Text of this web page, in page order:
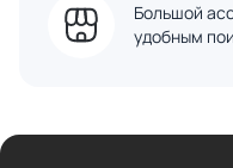
Большой
удобным